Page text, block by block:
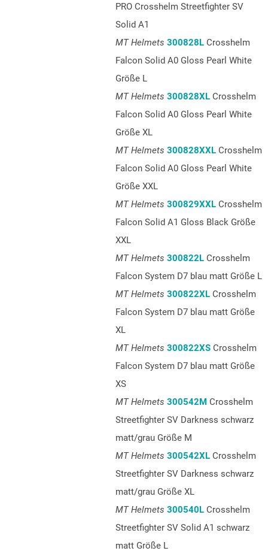
PRO Crosshelm Streetfighter SV
Solid A1
MT Helmets 300828LCrosshelm
Falcon Solid A0 Gloss Pearl White
Größe L
MT Helmets 300828XLCrosshelm
Falcon Solid A0 Gloss Pearl White
Größe XL
MT Helmets 300828XXLCrosshelm
Falcon Solid A0 Gloss Pearl White
Größe XXL
MT Helmets 300829XXLCrosshelm
Falcon Solid A1 Gloss Black Größe
XXL
MT Helmets 300822LCrosshelm
Falcon System D7 blau matt Größe L
MT Helmets 300822XLCrosshelm
Falcon System D7 blau matt Größe
XL
MT Helmets 300822XSCrosshelm
Falcon System D7 blau matt Größe
XS
MT Helmets 300542MCrosshelm
Streetfighter SV Darkness schwarz
matt/grau Größe M
MT Helmets 300542XLCrosshelm
Streetfighter SV Darkness schwarz
matt/grau Größe XL
MT Helmets 300540LCrosshelm
Streetfighter SV Solid A1 schwarz
matt Größe L